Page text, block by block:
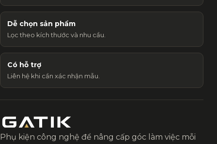
Dễ chọn sản phẩm
Lọc theo kích thước và nhu cầu.
Có hỗ trợ
Liên hệ khi cần xác nhận mẫu.
Phụ kiện công nghệ để nâng cấp góc làm việc mỗi